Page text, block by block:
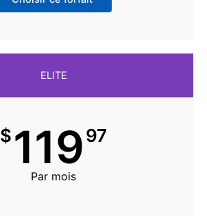
ELITE
$11997
Par mois